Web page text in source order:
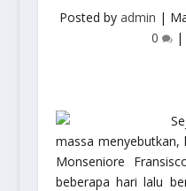
Posted by admin |
0
|
massa menyebutkan,
Monseniore
beberapa hari lalu